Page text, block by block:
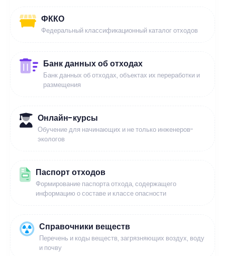
ФККО
Федеральный классификационный каталог отходов
Банк данных об отходах
Банк данных об отходах, объектах их переработки и
размещения
Онлайн-курсы
Обучение для начинающих и не только инженеров-
экологов
Паспорт отходов
Формирование паспорта отхода, содержащего
информацию о составе и классе опасности
Справочники веществ
Перечень и коды веществ, загрязняющих воздух, воду
и почву